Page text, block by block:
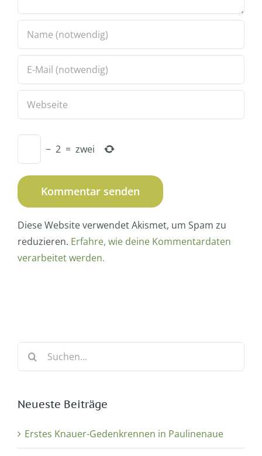
− 2 = zwei
Diese Website verwendet Akismet, um Spam zu
reduzieren. Erfahre, wie deine Kommentardaten
verarbeitet werden.
Suche
Neueste Beiträge
Erstes Knauer-Gedenkrennen in Paulinenaue